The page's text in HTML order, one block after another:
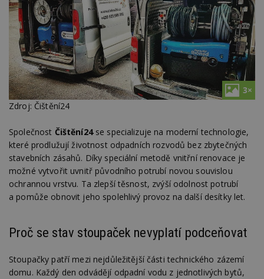
3×
Zdroj: Čištění24
Společnost Čištění24se specializuje na moderní technologie,
které prodlužují životnost odpadních rozvodů bez zbytečných
stavebních zásahů. Díky speciální metodě vnitřní renovace je
možné vytvořit uvnitř původního potrubí novou souvislou
ochrannou vrstvu. Ta zlepší těsnost, zvýší odolnost potrubí
a pomůže obnovit jeho spolehlivý provoz na další desítky let.
Proč se stav stoupaček nevyplatí podceňovat
Stoupačky patří mezi nejdůležitější části technického zázemí
domu. Každý den odvádějí odpadní vodu z jednotlivých bytů,